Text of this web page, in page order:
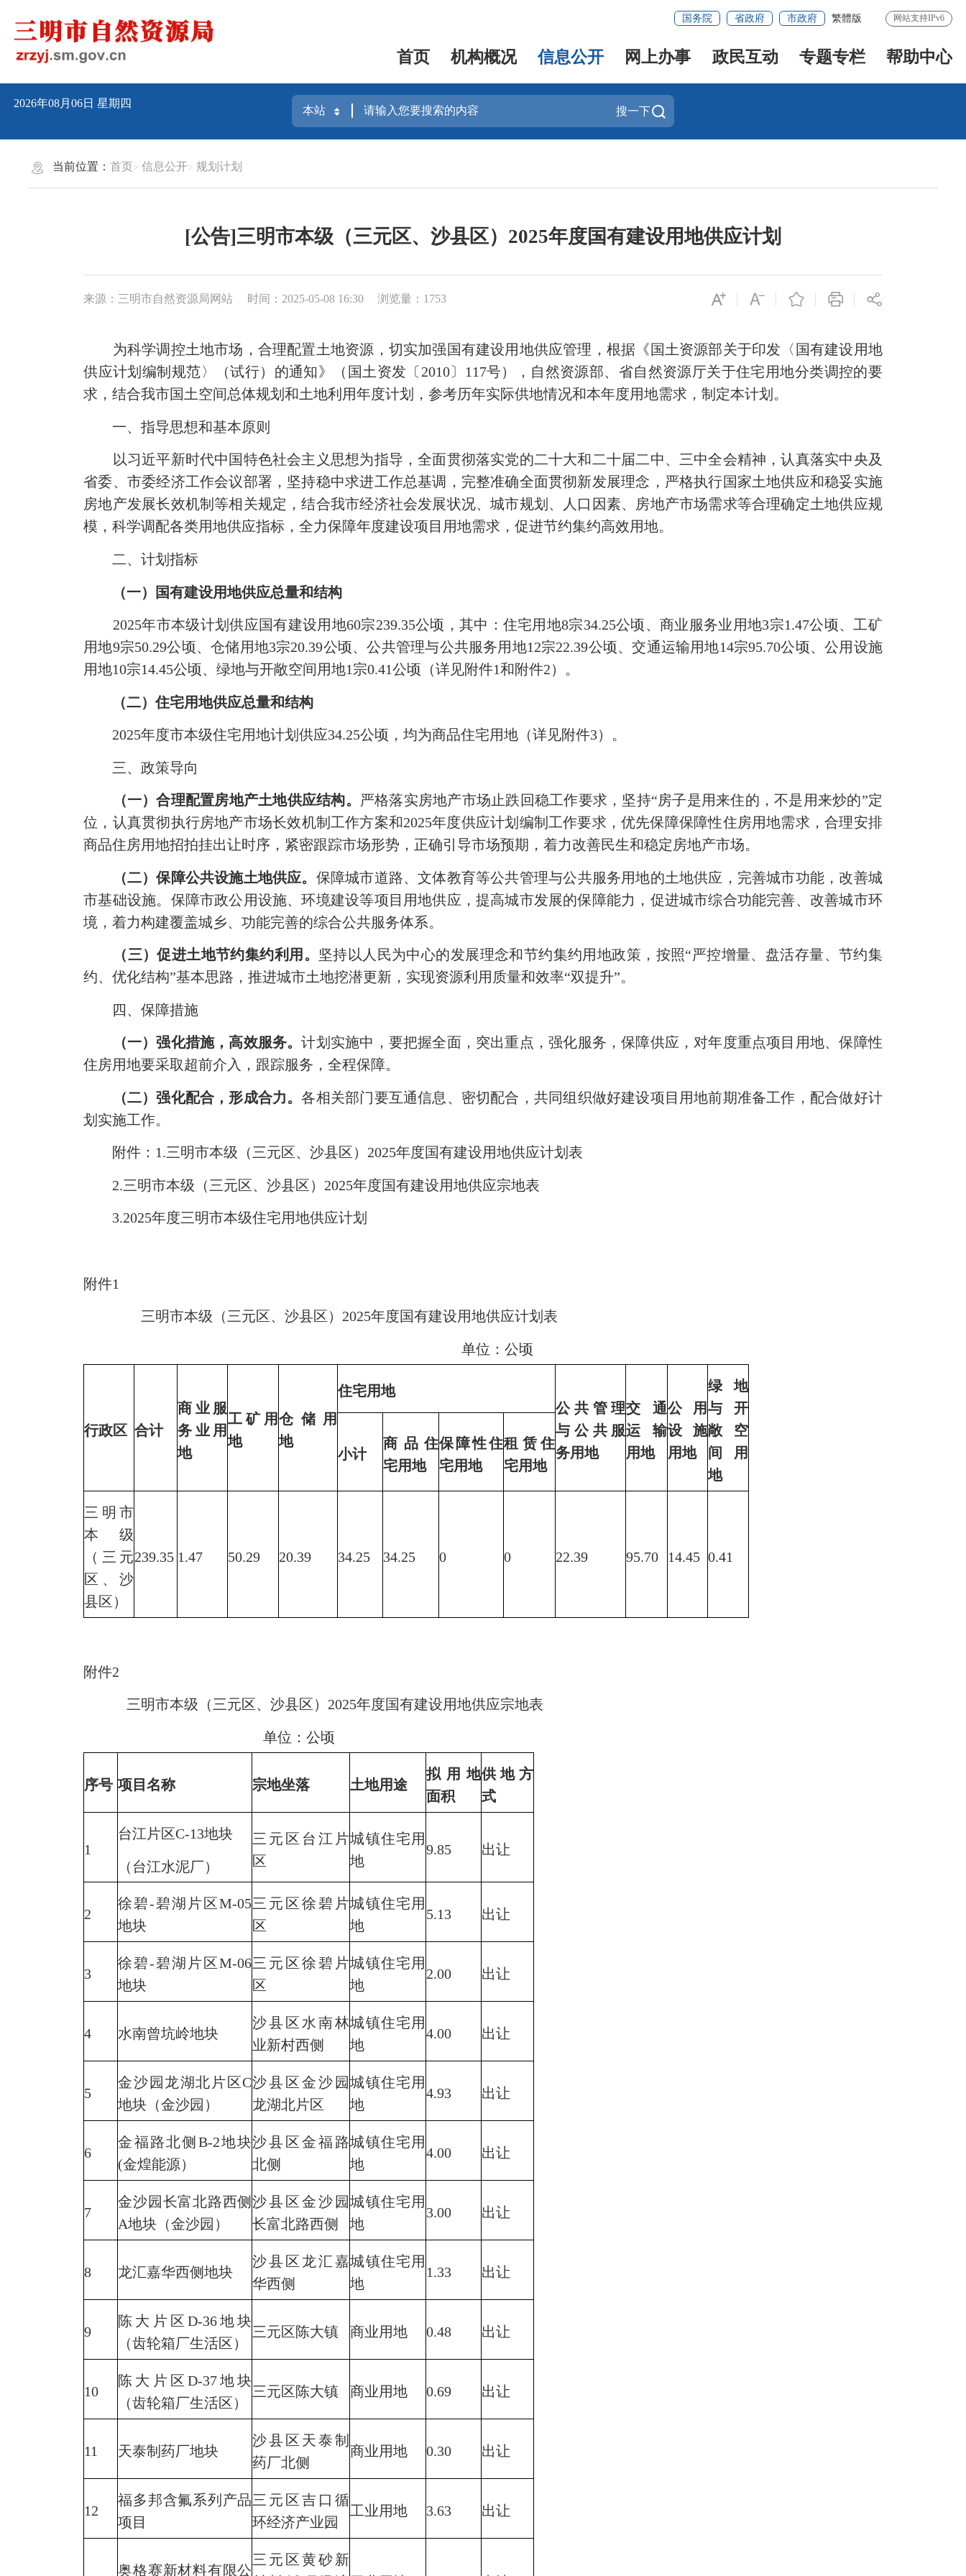
国务院 省政府 市政府 繁體版 网站支持IPv6
首页 机构概况 信息公开 网上办事 政民互动 专题专栏 帮助中心
2026年08月06日星期四
搜一下
当前位置：首页 信息公开 规划计划
[公告]三明市本级（三元区、沙县区）2025年度国有建设用地供应计划
来源：三明市自然资源局网站 时间：2025-05-08 16:30 浏览量：1753
为科学调控土地市场，合理配置土地资源，切实加强国有建设用地供应管理，根据《国土资源部关于印发〈国有建设用地
供应计划编制规范〉（试行）的通知》（国土资发〔2010〕117号），自然资源部、省自然资源厅关于住宅用地分类调控的要
求，结合我市国土空间总体规划和土地利用年度计划，参考历年实际供地情况和本年度用地需求，制定本计划。
一、指导思想和基本原则
以习近平新时代中国特色社会主义思想为指导，全面贯彻落实党的二十大和二十届二中、三中全会精神，认真落实中央及
省委、市委经济工作会议部署，坚持稳中求进工作总基调，完整准确全面贯彻新发展理念，严格执行国家土地供应和稳妥实施
房地产发展长效机制等相关规定，结合我市经济社会发展状况、城市规划、人口因素、房地产市场需求等合理确定土地供应规
模，科学调配各类用地供应指标，全力保障年度建设项目用地需求，促进节约集约高效用地。
二、计划指标
（一）国有建设用地供应总量和结构
2025年市本级计划供应国有建设用地60宗239.35公顷，其中：住宅用地8宗34.25公顷、商业服务业用地3宗1.47公顷、工矿
用地9宗50.29公顷、仓储用地3宗20.39公顷、公共管理与公共服务用地12宗22.39公顷、交通运输用地14宗95.70公顷、公用设施
用地10宗14.45公顷、绿地与开敞空间用地1宗0.41公顷（详见附件1和附件2）。
（二）住宅用地供应总量和结构
2025年度市本级住宅用地计划供应34.25公顷，均为商品住宅用地（详见附件3）。
三、政策导向
（一）合理配置房地产土地供应结构。 严格落实房地产市场止跌回稳工作要求，坚持“房子是用来住的，不是用来炒的”定
位，认真贯彻执行房地产市场长效机制工作方案和2025年度供应计划编制工作要求，优先保障保障性住房用地需求，合理安排
商品住房用地招拍挂出让时序，紧密跟踪市场形势，正确引导市场预期，着力改善民生和稳定房地产市场。
（二）保障公共设施土地供应。 保障城市道路、文体教育等公共管理与公共服务用地的土地供应，完善城市功能，改善城
市基础设施。保障市政公用设施、环境建设等项目用地供应，提高城市发展的保障能力，促进城市综合功能完善、改善城市环
境，着力构建覆盖城乡、功能完善的综合公共服务体系。
（三）促进土地节约集约利用 。 坚持以人民为中心的发展理念和节约集约用地政策，按照“严控增量、盘活存量、节约集
约、优化结构”基本思路，推进城市土地挖潜更新，实现资源利用质量和效率“双提升”。
四、保障措施
（一）强化措施，高效服务。计划实施中，要把握全面，突出重点，强化服务，保障供应，对年度重点项目用地、保障性
住房用地要采取超前介入，跟踪服务，全程保障。
（二）强化配合，形成合力。各相关部门要互通信息、密切配合，共同组织做好建设项目用地前期准备工作，配合做好计
划实施工作。
附件：1.三明市本级（三元区、沙县区）2025年度国有建设用地供应计划表
2.三明市本级（三元区、沙县区）2025年度国有建设用地供应宗地表
3.2025年度三明市本级住宅用地供应计划
附件1
三明市本级（三元区、沙县区）2025年度国有建设用地供应计划表
单位：公顷
行政区 合计
商业服
务业用
地
工矿用
地
仓储用
地
住宅用地
公共管理
与公共服
务用地
交通
运输
用地
公用
设施
用地
绿地
与开
敞空
间用
地
小计
商品住
宅用地
保障性住
宅用地
租赁住
宅用地
三明市
本级
（三元
区、沙
县区）
239.35 1.47 50.29 20.39 34.25 34.25 0 0 22.39 95.70 14.45 0.41
附件2
三明市本级（三元区、沙县区）2025年度国有建设用地供应宗地表
单位：公顷
序号 项目名称 宗地坐落 土地用途
拟用地
面积
供地方
式
1
台江片区C-13地块
（台江水泥厂）
三元区台江片
区
城镇住宅用
地
9.85 出让
2
徐碧-碧湖片区M-05
地块
三元区徐碧片
区
城镇住宅用
地
5.13 出让
3
徐碧-碧湖片区M-06
地块
三元区徐碧片
区
城镇住宅用
地
2.00 出让
4 水南曾坑岭地块
沙县区水南林
业新村西侧
城镇住宅用
地
4.00 出让
5
金沙园龙湖北片区C
地块（金沙园）
沙县区金沙园
龙湖北片区
城镇住宅用
地
4.93 出让
6
金福路北侧B-2地块
(金煌能源）
沙县区金福路
北侧
城镇住宅用
地
4.00 出让
7
金沙园长富北路西侧
A地块（金沙园）
沙县区金沙园
长富北路西侧
城镇住宅用
地
3.00 出让
8 龙汇嘉华西侧地块
沙县区龙汇嘉
华西侧
城镇住宅用
地
1.33 出让
9
陈大片区D-36地块
（齿轮箱厂生活区）
三元区陈大镇 商业用地 0.48 出让
10
陈大片区D-37地块
（齿轮箱厂生活区）
三元区陈大镇 商业用地 0.69 出让
11 天泰制药厂地块
沙县区天泰制
药厂北侧
商业用地 0.30 出让
12
福多邦含氟系列产品
项目
三元区吉口循
环经济产业园
工业用地 3.63 出让
奥格赛新材料有限公
三元区黄砂新